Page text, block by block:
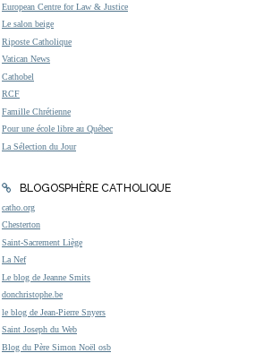
European Centre for Law & Justice
Le salon beige
Riposte Catholique
Vatican News
Cathobel
RCF
Famille Chrétienne
Pour une école libre au Québec
La Sélection du Jour
BLOGOSPHÈRE CATHOLIQUE
catho.org
Chesterton
Saint-Sacrement Liège
La Nef
Le blog de Jeanne Smits
donchristophe.be
le blog de Jean-Pierre Snyers
Saint Joseph du Web
Blog du Père Simon Noël osb